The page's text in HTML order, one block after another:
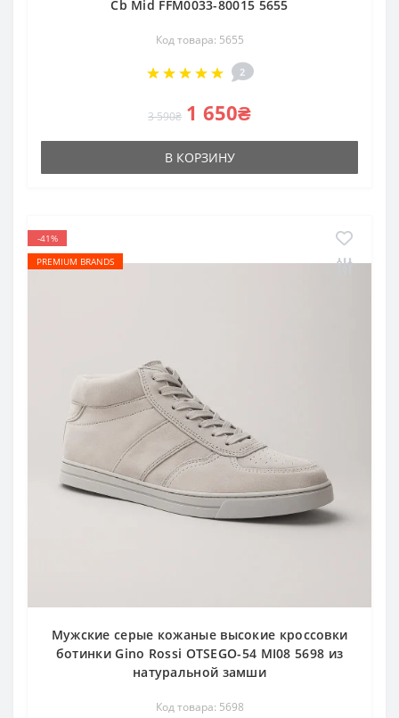
Cb Mid FFM0033-80015 5655
Код товара: 5655
2
3 590₴ 1 650₴
В КОРЗИНУ
-41%
PREMIUM BRANDS
Мужские серые кожаные высокие кроссовки
ботинки Gino Rossi OTSEGO-54 MI08 5698 из
натуральной замши
Код товара: 5698